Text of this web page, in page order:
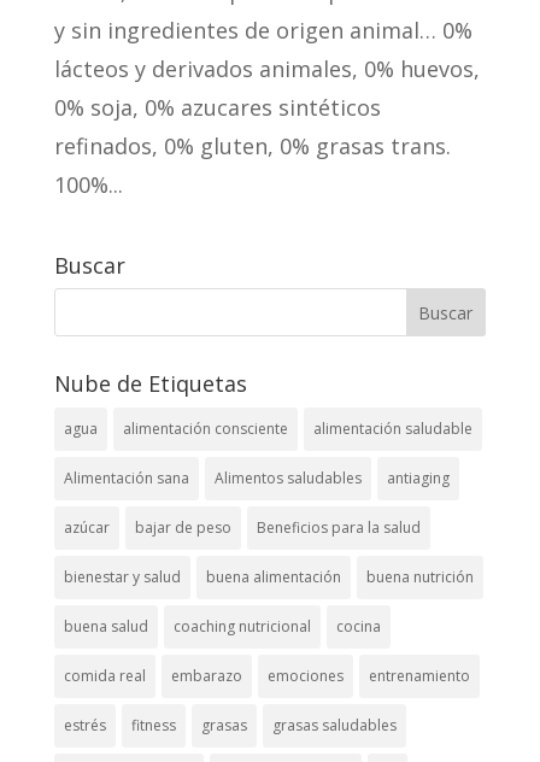
y sin ingredientes de origen animal… 0%
lácteos y derivados animales, 0% huevos,
0% soja, 0% azucares sintéticos
refinados, 0% gluten, 0% grasas trans.
100%...
Buscar
Nube de Etiquetas
agua alimentación consciente alimentación saludable
Alimentación sana Alimentos saludables antiaging
azúcar bajar de peso Beneficios para la salud
bienestar y salud buena alimentación buena nutrición
buena salud coaching nutricional cocina
comida real embarazo emociones entrenamiento
estrés fitness grasas grasas saludables